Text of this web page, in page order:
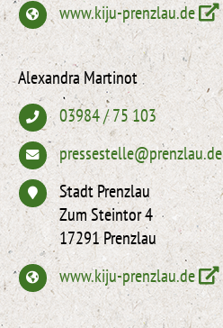
www.kiju-prenzlau.de
Alexandra Martinot
03984 / 75 103
pressestelle@prenzlau.de
Stadt Prenzlau
Zum Steintor 4
17291 Prenzlau
www.kiju-prenzlau.de